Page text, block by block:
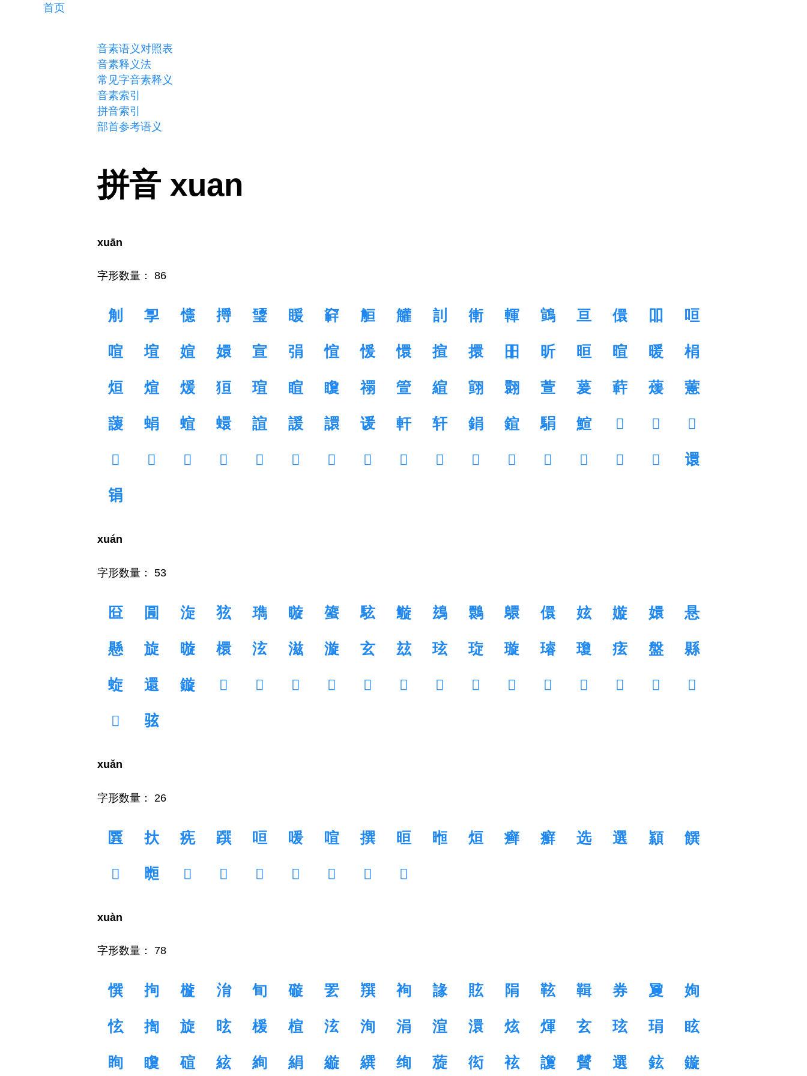
首页
音素语义对照表
音素释义法
常见字音素释义
音素索引
拼音索引
部首参考语义
拼音 xuan
xuān
字形数量： 86
㓩 㝁 㦥 㩊 㻹 䁔 䆭 䚙 䚭 䚯 䡓 䡣 䳦 亘 儇 吅 咺
喧 塇 媗 嬛 宣 弲 愃 愋 懁 揎 擐 昍 昕 晅 暄 暖 梋
烜 煊 煖 狟 瑄 睻 矎 禤 箮 縇 翧 翾 萱 萲 蓒 蕿 藼
蘐 蜎 蝖 蠉 諠 諼 譞 谖 軒 轩 鋗 鍹 駽 鰚 𡈣 𡬳 𢏧
𢙂 𢰊 𤟿 𦐽 𦑙 𧑩 𧤎 𧭦 𧾎 𨀮 𨏂 𩋱 𩕖 𩕪 𩙽 𩤡 𫍽
𫓶
xuán
字形数量： 53
㔯 㘣 㳬 㹡 㻽 䁢 䗠 䮄 䲂 䲻 䴉 䴋 儇 妶 嫙 嬛 悬
懸 旋 暶 檈 泫 滋 漩 玄 玆 玹 琁 璇 璿 瓊 痃 盤 縣
蜁 還 鏇 𠗻 𠣖 𠤰 𠥞 𡈴 𡾥 𢆯 𢳄 𣟳 𧉎 𧐗 𧔤 𧜽 𧟨
𩙢 𫠊
xuǎn
字形数量： 26
㔵 㧋 㾌 䠣 咺 喛 喧 撰 晅 暅 烜 癣 癬 选 選 顈 饌
𢈋 𣉖 𣎓 𥥾 𥶷 𦌔 𧡚 𧡢 𩘒
xuàn
字形数量： 78
㦏 㧦 㯀 㳙 䀏 䃠 䍗 䍻 䘩 䛹 䝮 䧎 䩙 䩰 券 夐 姰
怰 揈 旋 昡 楥 楦 泫 洵 涓 渲 澴 炫 煇 玄 玹 琄 眩
眴 矎 碹 絃 絢 絹 縼 繏 绚 蔙 衒 袨 讂 贙 選 鉉 鏇